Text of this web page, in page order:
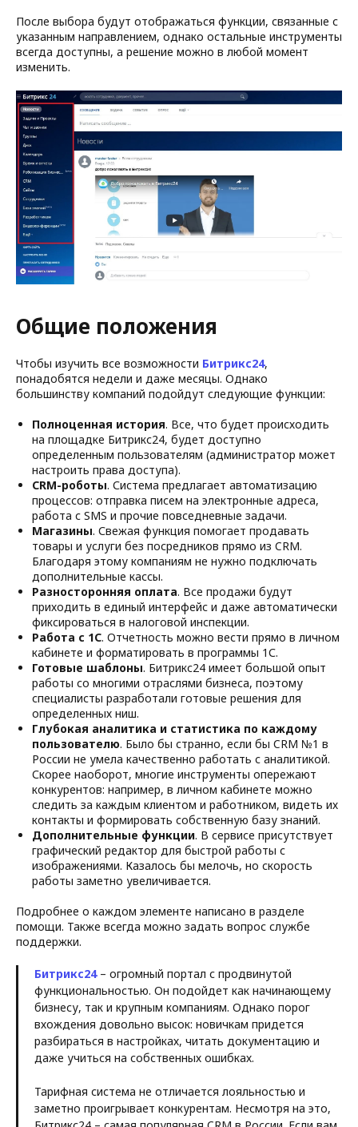
После выбора будут отображаться функции, связанные с
указанным направлением, однако остальные инструменты
всегда доступны, а решение можно в любой момент
изменить.
Общие положения
Чтобы изучить все возможности Битрикс24,
понадобятся недели и даже месяцы. Однако
большинству компаний подойдут следующие функции:
Полноценная история. Все, что будет происходить
на площадке Битрикс24, будет доступно
определенным пользователям (администратор может
настроить права доступа).
CRM-роботы. Система предлагает автоматизацию
процессов: отправка писем на электронные адреса,
работа с SMS и прочие повседневные задачи.
Магазины. Свежая функция помогает продавать
товары и услуги без посредников прямо из CRM.
Благодаря этому компаниям не нужно подключать
дополнительные кассы.
Разносторонняя оплата. Все продажи будут
приходить в единый интерфейс и даже автоматически
фиксироваться в налоговой инспекции.
Работа с 1С. Отчетность можно вести прямо в личном
кабинете и форматировать в программы 1С.
Готовые шаблоны. Битрикс24 имеет большой опыт
работы со многими отраслями бизнеса, поэтому
специалисты разработали готовые решения для
определенных ниш.
Глубокая аналитика и статистика по каждому
пользователю. Было бы странно, если бы CRM №1 в
России не умела качественно работать с аналитикой.
Скорее наоборот, многие инструменты опережают
конкурентов: например, в личном кабинете можно
следить за каждым клиентом и работником, видеть их
контакты и формировать собственную базу знаний.
Дополнительные функции. В сервисе присутствует
графический редактор для быстрой работы с
изображениями. Казалось бы мелочь, но скорость
работы заметно увеличивается.
Подробнее о каждом элементе написано в разделе
помощи. Также всегда можно задать вопрос службе
поддержки.
Битрикс24 – огромный портал с продвинутой
функциональностью. Он подойдет как начинающему
бизнесу, так и крупным компаниям. Однако порог
вхождения довольно высок: новичкам придется
разбираться в настройках, читать документацию и
даже учиться на собственных ошибках.
Тарифная система не отличается лояльностью и
заметно проигрывает конкурентам. Несмотря на это,